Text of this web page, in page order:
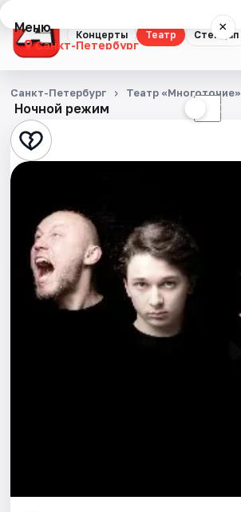
Концерты Театр Стендап
Меню ×
Санкт-Петербург
Концерты
Театр
Стендап
Квесты
Экскурсии
Ночной режим ☾
Санкт-Петербург Театр «Многоточие»